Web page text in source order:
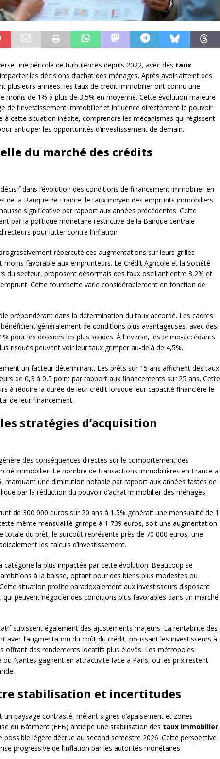
une période de turbulences depuis 2022, avec des taux
les décisions d’achat des ménages. Après avoir atteint des
plusieurs années, les taux de crédit immobilier ont connu une
moins de 1% à plus de 3,5% en moyenne. Cette évolution majeure
de l’investissement immobilier et influence directement le pouvoir
à cette situation inédite, comprendre les mécanismes qui régissent
anticiper les opportunités d’investissement de demain.
du marché des crédits
dans l’évolution des conditions de financement immobilier en
de la Banque de France, le taux moyen des emprunts immobiliers
significative par rapport aux années précédentes. Cette
par la politique monétaire restrictive de la Banque centrale
pour lutter contre l’inflation.
répercuté ces augmentations sur leurs grilles
favorable aux emprunteurs. Le Crédit Agricole et la Société
du secteur, proposent désormais des taux oscillant entre 3,2% et
Cette fourchette varie considérablement en fonction de
prépondérant dans la détermination du taux accordé. Les cadres
généralement de conditions plus avantageuses, avec des
pour les dossiers les plus solides. À l’inverse, les primo-accédants
risqués peuvent voir leur taux grimper au-delà de 4,5%.
un facteur déterminant. Les prêts sur 15 ans affichent des taux
de 0,3 à 0,5 point par rapport aux financements sur 25 ans. Cette
à réduire la durée de leur crédit lorsque leur capacité financière le
de leur financement.
stratégies d’acquisition
des conséquences directes sur le comportement des
immobilier. Le nombre de transactions immobilières en France a
marquant une diminution notable par rapport aux années fastes de
par la réduction du pouvoir d’achat immobilier des ménages.
de 300 000 euros sur 20 ans à 1,5% générait une mensualité de 1
même mensualité grimpe à 1 739 euros, soit une augmentation
totale du prêt, le surcoût représente près de 70 000 euros, une
les calculs d’investissement.
la plus impactée par cette évolution. Beaucoup se
à la baisse, optant pour des biens plus modestes ou
situation profite paradoxalement aux investisseurs disposant
qui peuvent négocier des conditions plus favorables dans un marché
subissent également des ajustements majeurs. La rentabilité des
avec l’augmentation du coût du crédit, poussant les investisseurs à
offrant des rendements locatifs plus élevés. Les métropoles
Nantes gagnent en attractivité face à Paris, où les prix restent
stabilisation et incertitudes
paysage contrasté, mêlant signes d’apaisement et zones
du Bâtiment (FFB) anticipe une stabilisation des taux immobilier
possible légère décrue au second semestre 2026. Cette perspective
progressive de l’inflation par les autorités monétaires